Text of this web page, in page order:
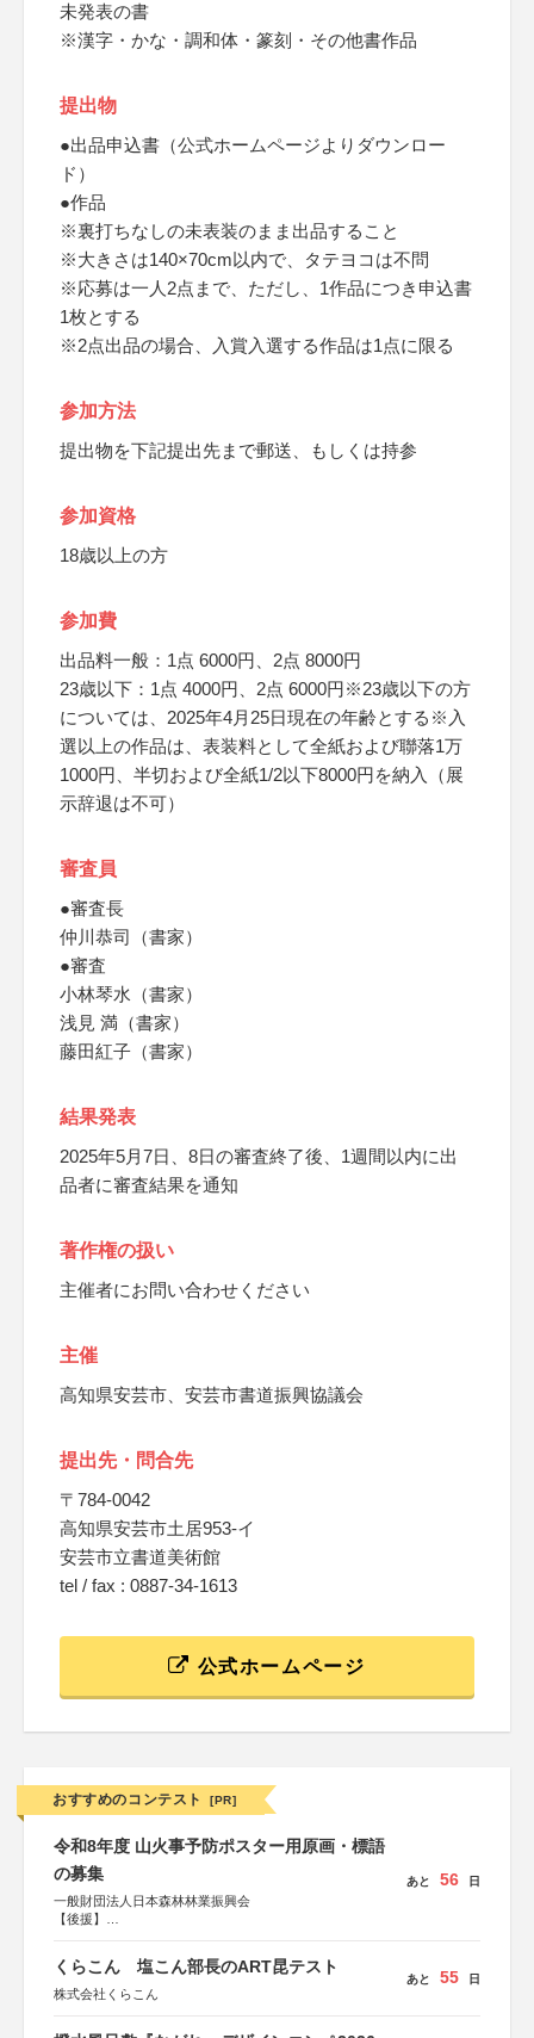
未発表の書
※漢字・かな・調和体・篆刻・その他書作品
提出物
●出品申込書（公式ホームページよりダウンロー
ド）
●作品
※裏打ちなしの未表装のまま出品すること
※大きさは140×70cm以内で、タテヨコは不問
※応募は一人2点まで、ただし、1作品につき申込書
1枚とする
※2点出品の場合、入賞入選する作品は1点に限る
参加方法
提出物を下記提出先まで郵送、もしくは持参
参加資格
18歳以上の方
参加費
出品料一般：1点 6000円、2点 8000円
23歳以下：1点 4000円、2点 6000円※23歳以下の方
については、2025年4月25日現在の年齢とする※入
選以上の作品は、表装料として全紙および聯落1万
1000円、半切および全紙1/2以下8000円を納入（展
示辞退は不可）
審査員
●審査長
仲川恭司（書家）
●審査
小林琴水（書家）
浅見 満（書家）
藤田紅子（書家）
結果発表
2025年5月7日、8日の審査終了後、1週間以内に出
品者に審査結果を通知
著作権の扱い
主催者にお問い合わせください
主催
高知県安芸市、安芸市書道振興協議会
提出先・問合先
〒784-0042
高知県安芸市土居953-イ
安芸市立書道美術館
tel / fax : 0887-34-1613
公式ホームページ
おすすめのコンテスト [PR]
令和8年度 山火事予防ポスター用原画・標語
の募集
一般財団法人日本森林林業振興会
【後援】
あと 56 日
くらこん 塩こん部長のART昆テスト
株式会社くらこん
あと 55 日